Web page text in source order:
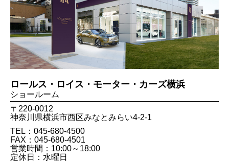
ロールス・ロイス・モーター・カーズ横浜
ショールーム
〒220-0012
神奈川県横浜市西区みなとみらい4-2-1
TEL：045-680-4500
FAX：045​-680​-4501
営業時間：10:00～18:00
定休日：水曜日